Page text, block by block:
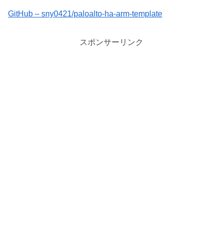
GitHub – sny0421/paloalto-ha-arm-template
スポンサーリンク